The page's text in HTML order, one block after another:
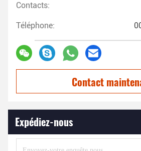
Contacts:
Téléphone:
Contact
Expédiez-nous